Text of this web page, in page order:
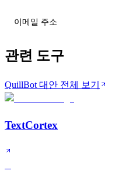
관련 도구
QuillBot 대안 전체 보기
TextCortex